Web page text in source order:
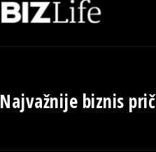
Najvažnije biznis